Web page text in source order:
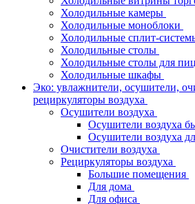
Холодильные камеры
Холодильные моноблоки
Холодильные сплит-
Холодильные столы
Холодильные столы для
Холодильные шкафы
Эко: увлажнители, осушители,
рециркуляторы воздуха
Осушители воздуха
Осушители воздуха
Осушители воздуха
Очистители воздуха
Рециркуляторы воздуха
Большие помещения
Для дома
Для офиса